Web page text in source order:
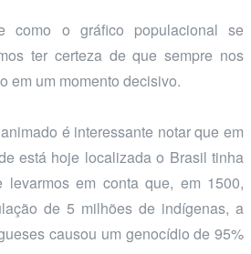
como o gráfico populacional se
ter certeza de que sempre nos
em um momento decisivo.
é interessante notar que em
está hoje localizada o Brasil tinha
levarmos em conta que, em 1500,
de 5 milhões de indígenas, a
causou um genocídio de 95%